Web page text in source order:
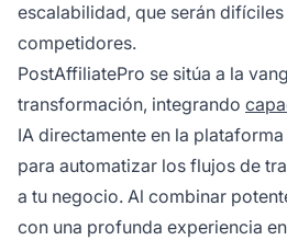
escalabilidad, que serán
competidores.
PostAffiliatePro se sitúa a la
transformación, integrando
IA directamente en la
para automatizar los flujos de
a tu negocio. Al combinar
con una profunda experiencia